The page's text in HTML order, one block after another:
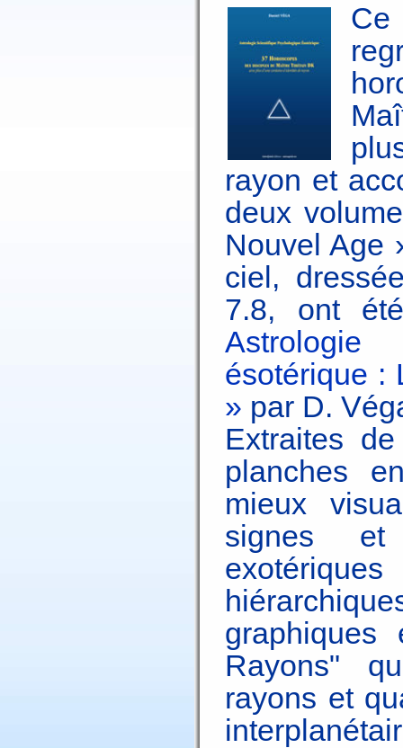
rayon et
deux
Nouvel Age
ciel,
7.8, ont
Astrologie
ésotérique :
» par D.
Extraites
planches
mieux
signes et
graphiques
Rayons"
rayons et